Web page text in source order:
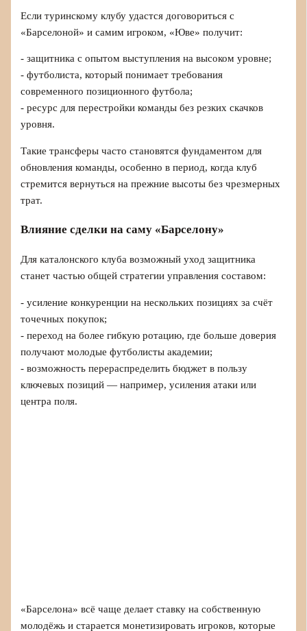
Если туринскому клубу удастся договориться с
«Барселоной» и самим игроком, «Юве» получит:
- защитника с опытом выступления на высоком уровне;
- футболиста, который понимает требования
современного позиционного футбола;
- ресурс для перестройки команды без резких скачков
уровня.
Такие трансферы часто становятся фундаментом для
обновления команды, особенно в период, когда клуб
стремится вернуться на прежние высоты без чрезмерных
трат.
Влияние сделки на саму «Барселону»
Для каталонского клуба возможный уход защитника
станет частью общей стратегии управления составом:
- усиление конкуренции на нескольких позициях за счёт
точечных покупок;
- переход на более гибкую ротацию, где больше доверия
получают молодые футболисты академии;
- возможность перераспределить бюджет в пользу
ключевых позиций — например, усиления атаки или
центра поля.
«Барселона» всё чаще делает ставку на собственную
молодёжь и старается монетизировать игроков, которые